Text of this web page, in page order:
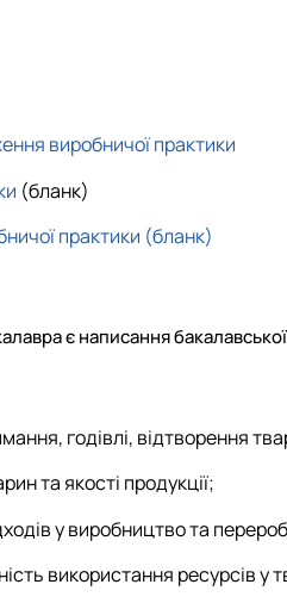
виробничої практики
(бланк)
практики (бланк)
є написання
годівлі, відтворення
та якості продукції;
у виробництво та
використання ресурсів у